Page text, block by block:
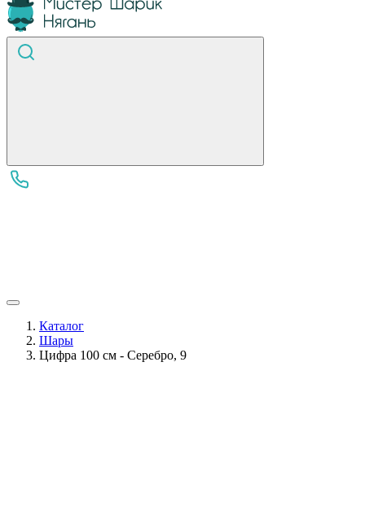
Каталог
Шары
Цифра 100 см - Серебро, 9